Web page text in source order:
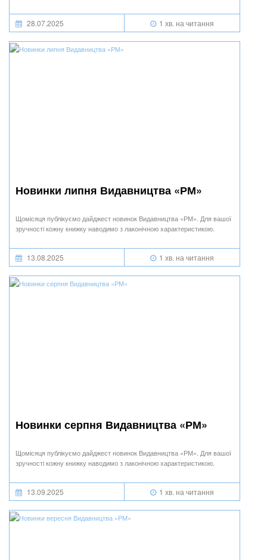
28.07.2025 1 хв. на читання
Новинки липня Видавництва «РМ»
Щомісяця публікуємо дайджест новинок Видавництва «РМ». Для вашої
зручності кожну книжку наводимо з лаконічною характеристикою.
13.08.2025 1 хв. на читання
Новинки серпня Видавництва «РМ»
Щомісяця публікуємо дайджест новинок Видавництва «РМ». Для вашої
зручності кожну книжку наводимо з лаконічною характеристикою.
13.09.2025 1 хв. на читання